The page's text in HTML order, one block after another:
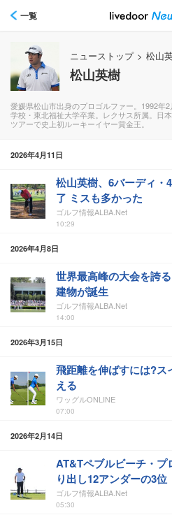
一覧
ニューストップ > 松山
松山英樹
愛媛県松山市出身のプロゴルファー。1992年
学校・東北福祉大学卒業。レクサス所属。日
ツアーで史上初ルーキーイヤー賞金王。
2026年4月11日
松山英樹、6バーディ・
了 ミスも多かった
ゴルフ情報ALBA.Net
10:29
2026年4月8日
世界最高峰の大会を誇
建物が誕生
ゴルフ情報ALBA.Net
14:00
2026年3月15日
飛距離を伸ばすには?
える
ワッグルONLINE
07:00
2026年2月14日
AT&Tペブルビーチ・プ
り出し12アンダーの3位
ゴルフ情報ALBA.Net
05:30